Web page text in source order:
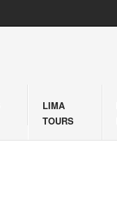
LIMA
TOURS